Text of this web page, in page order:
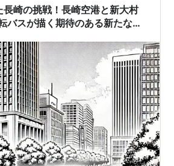
崎の挑戦！長崎空港と新大村
バスが描く期待のある新たな交